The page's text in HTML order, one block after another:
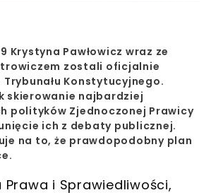
Krystyna Pawłowicz wraz ze
zostali oficjalnie
Konstytucyjnego.
skierowanie najbardziej
polityków Zjednoczonej Prawicy
ich z debaty publicznej.
na to, że prawdopodobny plan
Prawa i Sprawiedliwości,